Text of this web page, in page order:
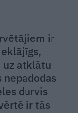
ir
uz atklātu
nepadodas
durvis
ir tās